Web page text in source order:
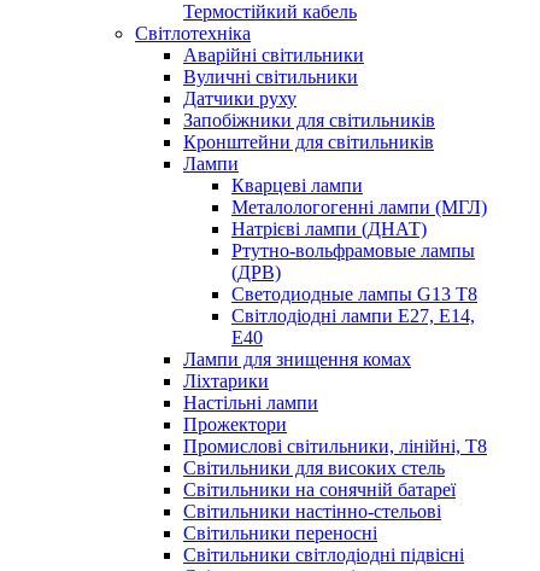
Термостійкий кабель
Світлотехніка
Аварійні світильники
Вуличні світильники
Датчики руху
Запобіжники для світильників
Кронштейни для світильників
Лампи
Кварцеві лампи
Металологогенні лампи (МГЛ)
Натрієві лампи (ДНАТ)
Ртутно-вольфрамовые лампы
(ДРВ)
Светодиодные лампы G13 Т8
Світлодіодні лампи E27, E14,
E40
Лампи для знищення комах
Ліхтарики
Настільні лампи
Прожектори
Промислові світильники, лінійні, Т8
Світильники для високих стель
Світильники на сонячній батареї
Світильники настінно-стельові
Світильники переносні
Світильники світлодіодні підвісні